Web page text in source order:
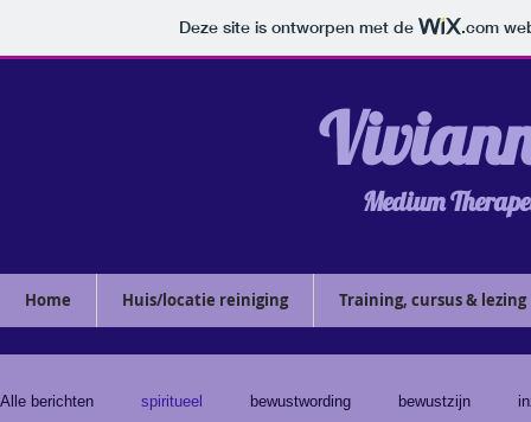
Deze site is ontworpen met de .com
Medium
Home Huis/locatie reiniging Training, cursus & lezing
Alle berichten spiritueel bewustwording bewustzijn